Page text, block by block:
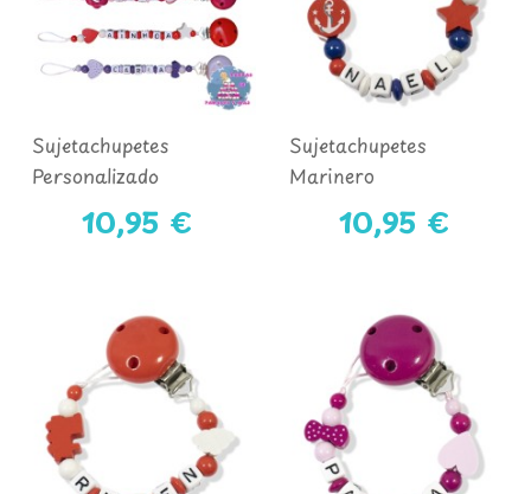
Sujetachupetes
Personalizado
10,95 €
Sujetachupetes
Marinero
10,95 €